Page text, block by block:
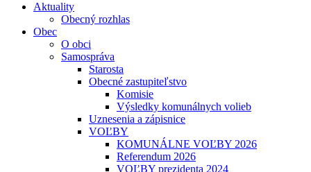
Aktuality
Obecný rozhlas
Obec
O obci
Samospráva
Starosta
Obecné zastupiteľstvo
Komisie
Výsledky komunálnych volieb
Uznesenia a zápisnice
VOĽBY
KOMUNÁLNE VOĽBY 2026
Referendum 2026
VOĽBY prezidenta 2024